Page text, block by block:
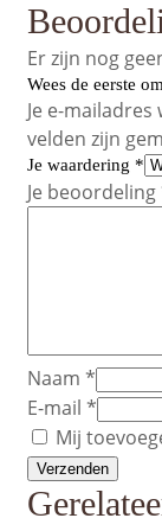
Er zijn nog
Wees de eerste
Je e-
velden zijn
Je waardering *
Je beoordeling
Naam *
E-mail *
Mij